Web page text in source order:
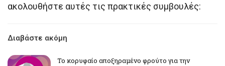
ακολουθήστε αυτές τις πρακτικές συμβουλές:
Διαβάστε ακόμη
Το κορυφαίο αποξηραμένο φρούτο για την